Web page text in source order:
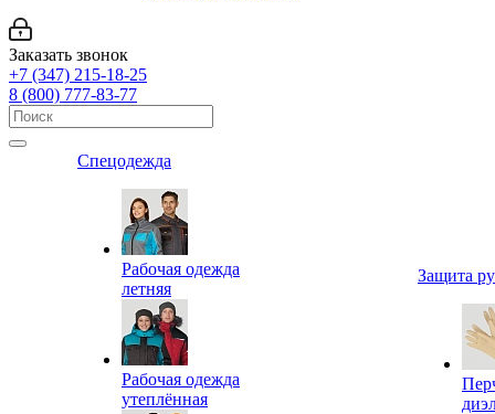
Заказать звонок
+7 (347) 215-18-25
8 (800) 777-83-77
Спецодежда
Рабочая одежда
летняя
Рабочая одежда
утеплённая
Защита